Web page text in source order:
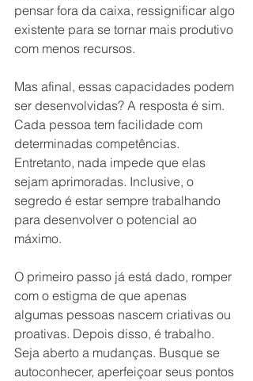
pensar fora da caixa, ressignificar algo
existente para se tornar mais produtivo
com menos recursos.
Mas afinal, essas capacidades podem
ser desenvolvidas? A resposta é sim.
Cada pessoa tem facilidade com
determinadas competências.
Entretanto, nada impede que elas
sejam aprimoradas. Inclusive, o
segredo é estar sempre trabalhando
para desenvolver o potencial ao
máximo.
O primeiro passo já está dado, romper
com o estigma de que apenas
algumas pessoas nascem criativas ou
proativas. Depois disso, é trabalho.
Seja aberto a mudanças. Busque se
autoconhecer, aperfeiçoar seus pontos